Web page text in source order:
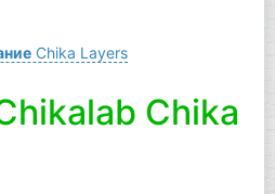
Chika Layers
Chika